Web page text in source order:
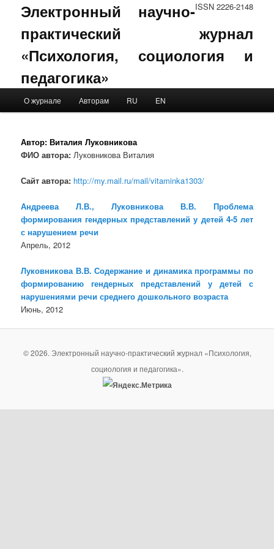
ISSN 2226-2148
Электронный научно-
практический журнал
«Психология, социология и
педагогика»
Skip to primary content
Skip to secondary content
О журнале Авторам RU EN
Автор: Виталия Луковникова
ФИО автора: Луковникова Виталия
Сайт автора: http://my.mail.ru/mail/vitaminka1303/
Андреева Л.В., Луковникова В.В. Проблема
формирования гендерных представлений у детей 4-5 лет
с нарушением речи
Апрель, 2012
Луковникова В.В. Содержание и динамика программы по
формированию гендерных представлений у детей с
нарушениями речи среднего дошкольного возраста
Июнь, 2012
© 2026. Электронный научно-практический журнал «Психология,
социология и педагогика».